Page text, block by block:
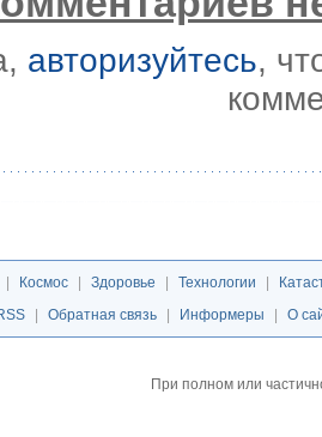
авторизуйтесь,
| Космос | Здоровье | Технологии |
| Обратная связь | Информеры | О
При полном или